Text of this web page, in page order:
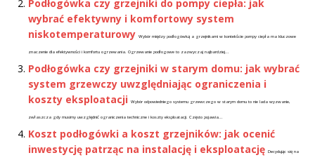
Podłogówka czy grzejniki do pompy ciepła: jak
wybrać efektywny i komfortowy system
niskotemperaturowy Wybór między podłogówką a grzejnikami w kontekście pompy ciepła ma kluczowe
znaczenie dla efektywności i komfortu ogrzewania. Ogrzewanie podłogowe to zazwyczaj najbardziej...
Podłogówka czy grzejniki w starym domu: jak wybrać
system grzewczy uwzględniając ograniczenia i
koszty eksploatacji
Wybór odpowiedniego systemu grzewczego w starym domu to nie lada wyzwanie,
zwłaszcza gdy musimy uwzględnić ograniczenia techniczne i koszty eksploatacji. Często pojawia...
Koszt podłogówki a koszt grzejników: jak ocenić
inwestycję patrząc na instalację i eksploatację Decydując się na